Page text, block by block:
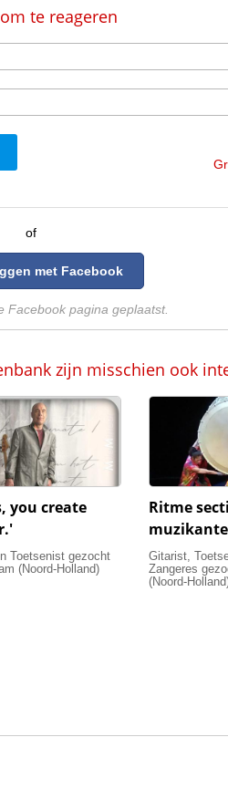
te reageren
of
met Facebook
Facebook pagina geplaatst.
zijn misschien ook
you create
Toetsenist gezocht
(Noord-Holland)
Ritme
Gitarist,
Zangeres
(Noord-